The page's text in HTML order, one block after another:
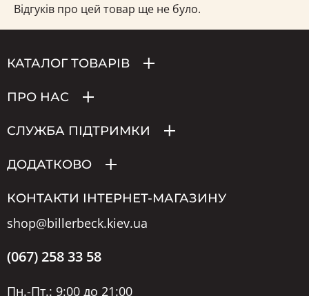
Відгуків про цей товар ще не було.
КАТАЛОГ ТОВАРІВ
ПРО НАС
СЛУЖБА ПІДТРИМКИ
ДОДАТКОВО
КОНТАКТИ ІНТЕРНЕТ-МАГАЗИНУ
shop@billerbeck.kiev.ua
(067) 258 33 58
Пн.-Пт.: 9:00 до 21:00